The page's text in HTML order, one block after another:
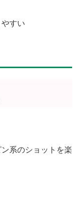
すい
系のショットを楽